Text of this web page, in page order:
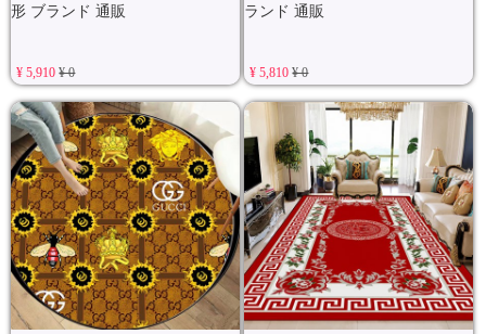
形 ブランド 通販
¥ 5,910¥ 0
ランド 通販
¥ 5,810¥ 0